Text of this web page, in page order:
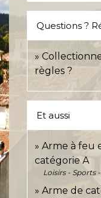
Questions ?
règles ?
Et aussi
Arme à feu
catégorie A
Loisirs - Sports
Arme de